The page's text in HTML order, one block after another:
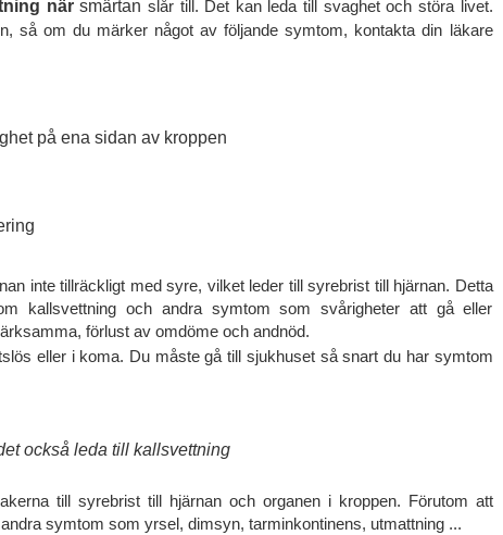
närsmärtan slår till. Det kan leda till svaghet och störa livet.
så om du märker något av följande symtom, kontakta din läkare
på ena sidan av kroppen
inte tillräckligt med syre, vilket leder till syrebrist till hjärnan. Detta
kallsvettning och andra symtom som svårigheter att gå eller
förlust av omdöme och andnöd.
eller i koma. Du måste gå till sjukhuset så snart du har symtom
också leda till kallsvettning
till syrebrist till hjärnan och organen i kroppen. Förutom att
symtom som yrsel, dimsyn, tarminkontinens, utmattning ...